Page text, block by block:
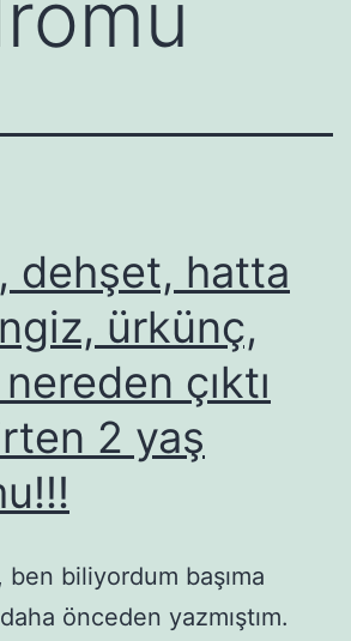
dehşet, hatta
ürkünç,
çıktı
2 yaş
biliyordum başıma
önceden yazmıştım.